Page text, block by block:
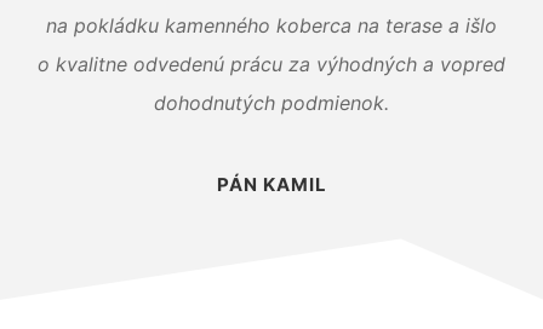
na pokládku kamenného koberca na terase a išlo
o kvalitne odvedenú prácu za výhodných a vopred
dohodnutých podmienok.
PÁN KAMIL